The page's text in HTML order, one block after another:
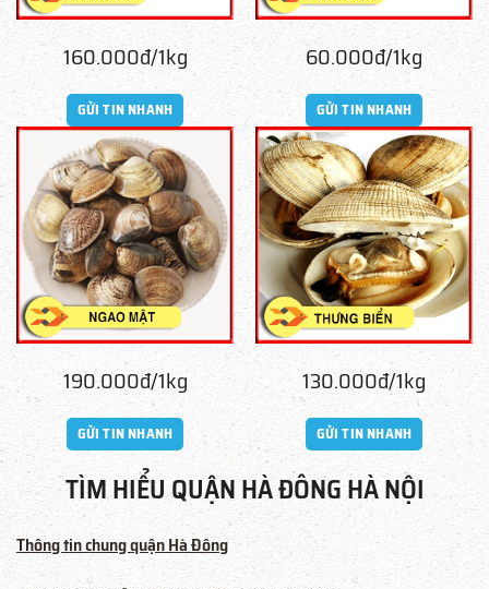
160.000đ/1kg
GỬI TIN NHANH
60.000đ/1kg
GỬI TIN NHANH
190.000đ/1kg
GỬI TIN NHANH
130.000đ/1kg
GỬI TIN NHANH
TÌM HIỂU QUẬN HÀ ĐÔNG HÀ NỘI
Thông tin chung quận Hà Đông